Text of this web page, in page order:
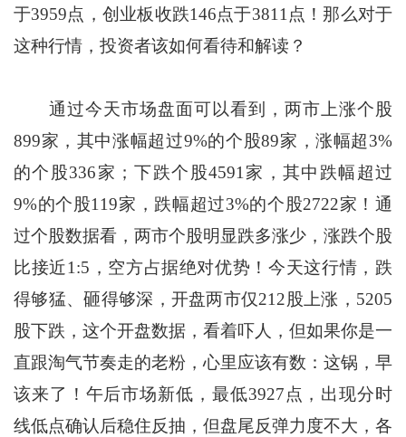
于3959点，创业板收跌146点于3811点！那么对于
这种行情，投资者该如何看待和解读？
通过今天市场盘面可以看到，两市上涨个股
899家，其中涨幅超过9%的个股89家，涨幅超3%
的个股336家；下跌个股4591家，其中跌幅超过
9%的个股119家，跌幅超过3%的个股2722家！通
过个股数据看，两市个股明显跌多涨少，涨跌个股
比接近1:5，空方占据绝对优势！今天这行情，跌
得够猛、砸得够深，开盘两市仅212股上涨，5205
股下跌，这个开盘数据，看着吓人，但如果你是一
直跟淘气节奏走的老粉，心里应该有数：这锅，早
该来了！午后市场新低，最低3927点，出现分时
线低点确认后稳住反抽，但盘尾反弹力度不大，各